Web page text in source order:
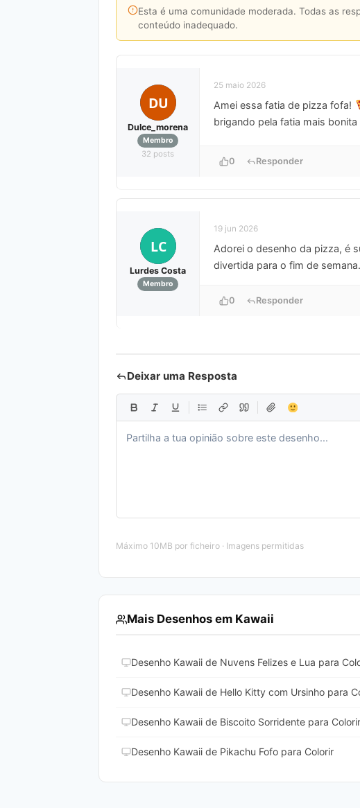
Esta é uma comunidade moderada. Todas as
conteúdo inadequado.
DU
Dulce_morena
Membro
32 posts
25 maio 2026
Amei essa fatia de pizza fofa!
brigando pela fatia mais bonita
0 Responder
LC
Lurdes Costa
Membro
19 jun 2026
Adorei o desenho da pizza, é
divertida para o fim de semana.
0 Responder
Deixar uma Resposta
Máximo 10MB por ficheiro · Imagens permitidas
Mais Desenhos em Kawaii
Desenho Kawaii de Nuvens Felizes e Lua para
Desenho Kawaii de Hello Kitty com Ursinho para
Desenho Kawaii de Biscoito Sorridente para Colorir
Desenho Kawaii de Pikachu Fofo para Colorir